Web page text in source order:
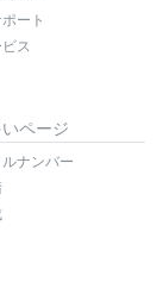
ート
ス
ページ
ナンバー